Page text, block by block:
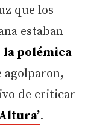
que los
estaban
la polémica
agolparon,
de criticar
.